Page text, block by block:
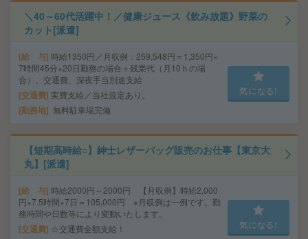
＼40～60代活躍中！／健康ジュース《飲み放題》野菜の
カット[派遣]
給 与 時給1350円／月収例：259,548円＝1,350円×
7時間45分×20日勤務の場合＋残業代（月10ｈの場
合）、交通費、深夜手当別途支給
交通費 実費支給／当社規定あり。
勤務地 無料駐車場完備
気になる!
【短期高時給○】紳士レザーバッグ販売のお仕事【東京大
丸】[派遣]
給 与 時給2000円～2000円 【月収例】時給2,000
円×7.5時間×7日＝105,000円 ※月収例は一例です。勤
務時間や日数等により変動いたします。
交通費 ☆交通費全額支給！ 気になる!